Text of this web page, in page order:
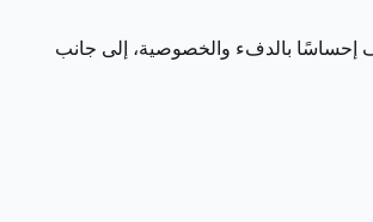
إحساسًا بالدفء والخصوصية، إلى جانب